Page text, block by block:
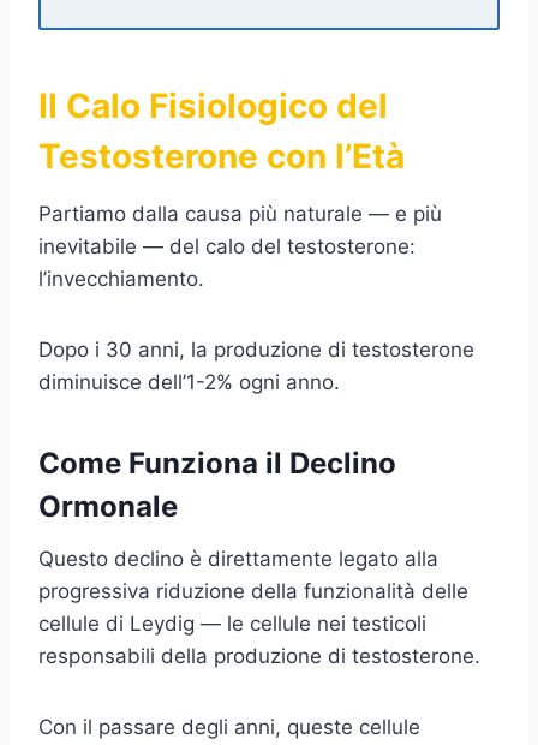
Il Calo Fisiologico del
Testosterone con l’Età
Partiamo dalla causa più naturale — e più
inevitabile — del calo del testosterone:
l’invecchiamento.
Dopo i 30 anni, la produzione di testosterone
diminuisce dell’1-2% ogni anno.
Come Funziona il Declino
Ormonale
Questo declino è direttamente legato alla
progressiva riduzione della funzionalità delle
cellule di Leydig — le cellule nei testicoli
responsabili della produzione di testosterone.
Con il passare degli anni, queste cellule